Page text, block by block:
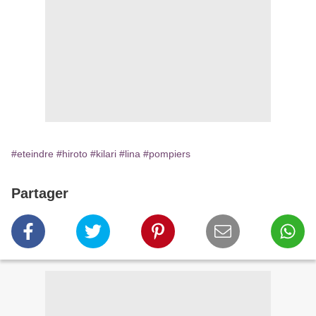
#eteindre #hiroto #kilari #lina #pompiers
Partager